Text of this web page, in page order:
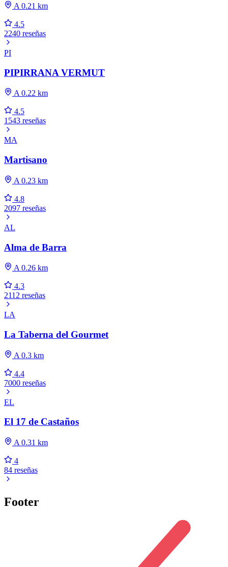
A 0.21 km
4.5
2240 reseñas
PI
PIPIRRANA VERMUT
A 0.22 km
4.5
1543 reseñas
MA
Martisano
A 0.23 km
4.8
2097 reseñas
AL
Alma de Barra
A 0.26 km
4.3
2112 reseñas
LA
La Taberna del Gourmet
A 0.3 km
4.4
7000 reseñas
EL
El 17 de Castaños
A 0.31 km
4
84 reseñas
Footer